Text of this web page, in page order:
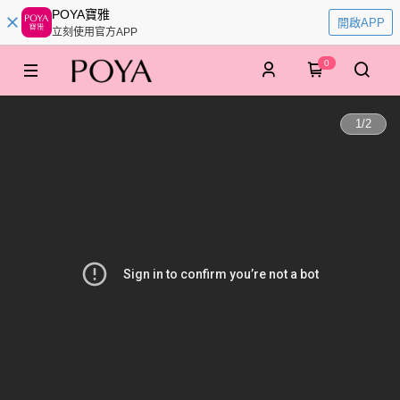
POYA寶雅
立刻使用官方APP
開啟APP
0
1/2